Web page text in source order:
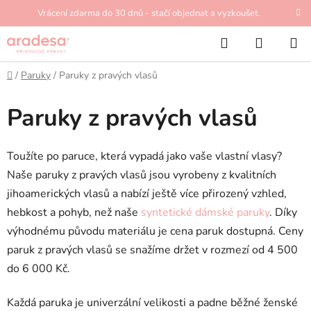
obsah
Vrácení zdarma do 30 dnů - stačí objednat a vyzkoušet.
Hledat
KOŠÍK
Domů
/ Paruky / Paruky z pravých vlasů
Paruky z pravých vlasů
Toužíte po paruce, která vypadá jako vaše vlastní vlasy?
Naše paruky z pravých vlasů jsou vyrobeny z kvalitních
jihoamerických vlasů a nabízí ještě více přirozený vzhled,
hebkost a pohyb, než naše syntetické dámské paruky. Díky
výhodnému původu materiálu je cena paruk dostupná. Ceny
paruk z pravých vlasů se snažíme držet v rozmezí od 4 500
do 6 000 Kč.
Každá paruka je univerzální velikosti a padne běžné ženské